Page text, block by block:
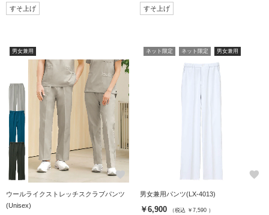
すそ上げ すそ上げ
男女兼用
favorite
ウールライクストレッチスクラブパンツ
(Unisex)
ネット限定 ネット限定 男女兼用
favorite
男女兼用パンツ(LX-4013)
￥6,900 （税込 ￥7,590 ）